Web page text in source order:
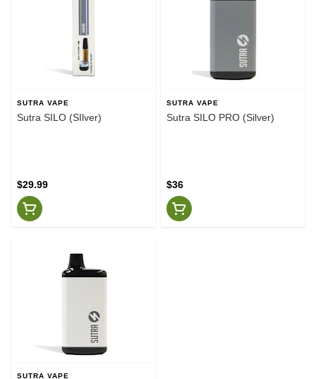
SUTRA VAPE
Sutra SILO (SIlver)
$29.99
SUTRA VAPE
Sutra SILO PRO (Silver)
$36
SUTRA VAPE